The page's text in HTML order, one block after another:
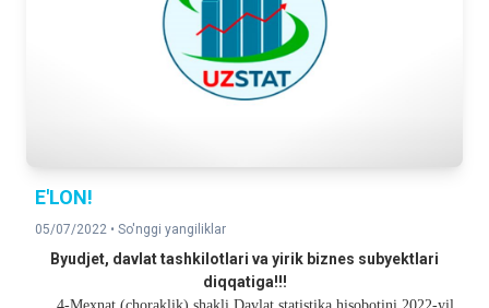
E'LON!
05/07/2022 • So'nggi yangiliklar
Byudjet, davlat tashkilotlari va yirik biznes subyektlari
diqqatiga!!!